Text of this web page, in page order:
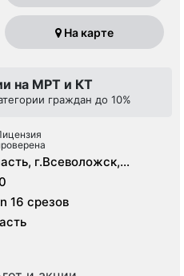
На карте
на МРТ и КТ
граждан до 10%
г.Всеволожск,
16 срезов